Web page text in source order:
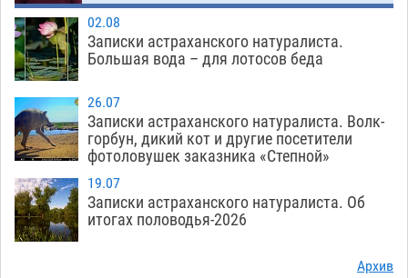
02.08
Записки астраханского натуралиста.
Большая вода – для лотосов беда
26.07
Записки астраханского натуралиста. Волк-
горбун, дикий кот и другие посетители
фотоловушек заказника «Степной»
19.07
Записки астраханского натуралиста. Об
итогах половодья-2026
Архив